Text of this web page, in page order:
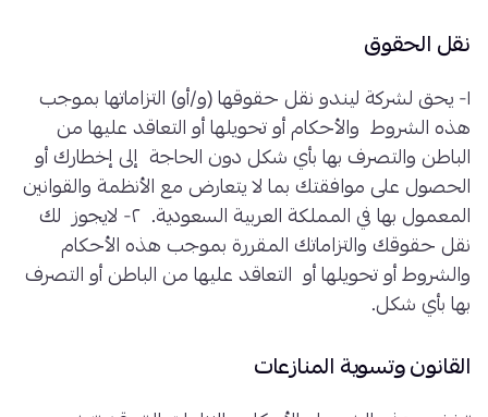
نقل الحقوق
١- يحق لشركة ليندو نقل حقوقها (و/أو) التزاماتها بموجب
هذه الشروط والأحكام أو تحويلها أو التعاقد عليها من
الباطن والتصرف بها بأي شكل دون الحاجة إلى إخطارك أو
الحصول على موافقتك بما لا يتعارض مع الأنظمة والقوانين
المعمول بها في المملكة العربية السعودية. ٢- لايجوز لك
نقل حقوقك والتزاماتك المقررة بموجب هذه الأحكام
والشروط أو تحويلها أو التعاقد عليها من الباطن أو التصرف
بها بأي شكل.
القانون وتسوية المنازعات